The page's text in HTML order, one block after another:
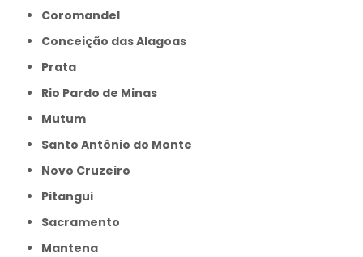
Coromandel
Conceição das Alagoas
Prata
Rio Pardo de Minas
Mutum
Santo Antônio do Monte
Novo Cruzeiro
Pitangui
Sacramento
Mantena